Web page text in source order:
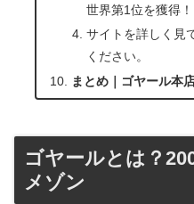
世界第1位を獲得
サイトを詳しく見
ください。
まとめ｜ゴヤール本
ゴヤールとは？
メゾン